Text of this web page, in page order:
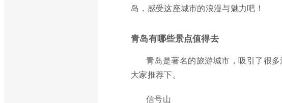
岛，感受这座城市的浪漫与魅力吧！
青岛有哪些景点值得去
青岛是著名的旅游城市，吸引了很
大家推荐下。
信号山